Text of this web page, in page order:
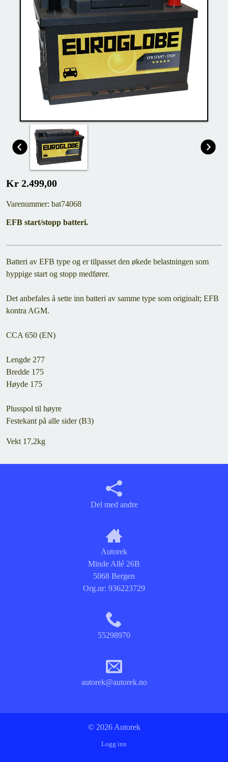
Kr 2.499,00
Varenummer: bat74068
EFB start/stopp batteri.
Batteri av EFB type og er tilpasset den økede belastningen som
hyppige start og stopp medfører.
Det anbefales å sette inn batteri av samme type som originalt; EFB
kontra AGM.
CCA 650 (EN)
Lengde 277
Bredde 175
Høyde 175
Plusspol til høyre
Festekant på alle sider (B3)
Vekt 17,2kg
Del med andre
Autorek
Minde Allé 26B
5068 Bergen
Org.nr: 936223729
55298970
autorek@autorek.no
© 2026 Autorek
Logg inn